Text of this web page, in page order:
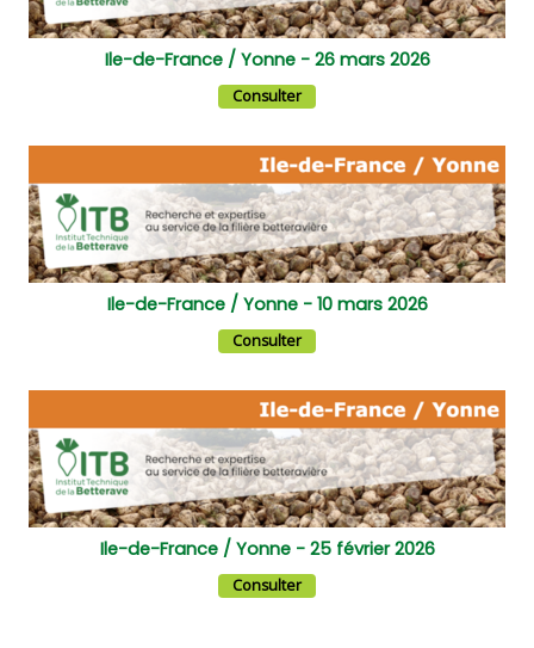
Ile-de-France / Yonne - 26 mars 2026
Consulter
Ile-de-France / Yonne - 10 mars 2026
Consulter
Ile-de-France / Yonne - 25 février 2026
Consulter